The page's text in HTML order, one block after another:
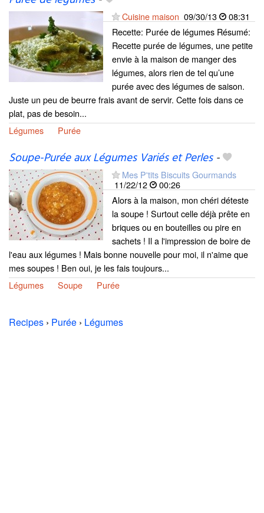
Cuisine maison 09/30/13
08:31
Recette: Purée de légumes Résumé:
Recette purée de légumes, une petite
envie à la maison de manger des
légumes, alors rien de tel qu’une
purée avec des légumes de saison.
Juste un peu de beurre frais avant de servir. Cette fois dans ce
plat, pas de besoin...
Légumes
Purée
Soupe-Purée aux Légumes Variés et Perles-
Mes P'tits Biscuits Gourmands
11/22/12
00:26
Alors à la maison, mon chéri déteste
la soupe ! Surtout celle déjà prête en
briques ou en bouteilles ou pire en
sachets ! Il a l'impression de boire de
l'eau aux légumes ! Mais bonne nouvelle pour moi, il n'aime que
mes soupes ! Ben oui, je les fais toujours...
Légumes
Soupe Purée
Recipes › Purée › Légumes